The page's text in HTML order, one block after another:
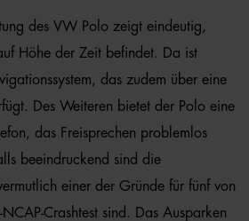
des VW Polo zeigt eindeutig,
Höhe der Zeit befindet. Da ist
das zudem über eine
Des Weiteren bietet der Polo eine
das Freisprechen problemlos
beeindruckend sind die
einer der Gründe für fünf von
Crashtest sind. Das Ausparken